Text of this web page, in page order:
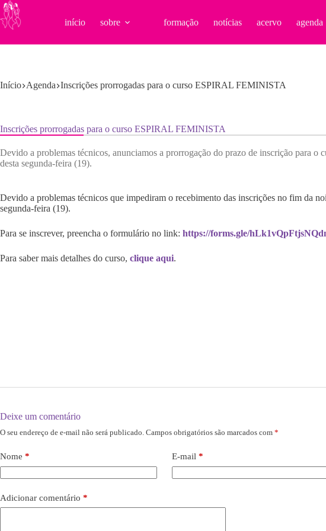
Pular
para
o
início sobre formação notícias acervo agenda
Início Agenda Inscrições prorrogadas para o curso ESPIRAL FEMINISTA
Inscrições prorrogadas para o curso ESPIRAL FEMINISTA
Devido a problemas técnicos, anunciamos a prorrogação do prazo de inscrição para
desta segunda-feira (19).
Devido a problemas técnicos que impediram o recebimento das inscrições no fim da
segunda-feira (19).
Para se inscrever, preencha o formulário no link: https://forms.gle/
Para saber mais detalhes do curso, clique aqui.
Deixe um comentário
O seu endereço de e-mail não será publicado. Campos obrigatórios são marcados com *
Nome * E-mail *
Adicionar comentário *